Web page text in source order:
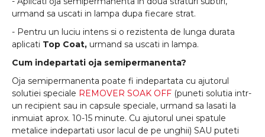
urmand sa uscati in lampa dupa fiecare strat.
- Pentru un luciu intens si o rezistenta de lunga durata
aplicati Top Coat, urmand sa uscati in lampa.
Cum indepartati oja semipermanenta?
Oja semipermanenta poate fi indepartata cu ajutorul
solutiei speciale REMOVER SOAK OFF (puneti solutia intr-
un recipient sau in capsule speciale, urmand sa lasati la
inmuiat aprox. 10-15 minute. Cu ajutorul unei spatule
metalice indepartati usor lacul de pe unghii) SAU puteti